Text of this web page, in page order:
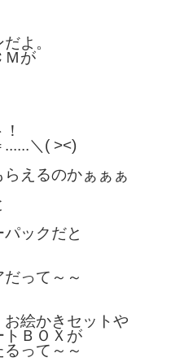
よ。
Ｍが
＼( ><)
えるのかぁぁぁ
ックだと
って～～
絵かきセットや
ＢＯＸが
って～～